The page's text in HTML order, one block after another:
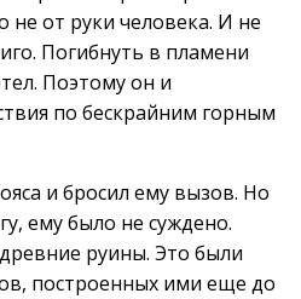
не от руки человека. И не
Погибнуть в пламени
Поэтому он и
по бескрайним горным
и бросил ему вызов. Но
ему было не суждено.
руины. Это были
построенных ими еще до